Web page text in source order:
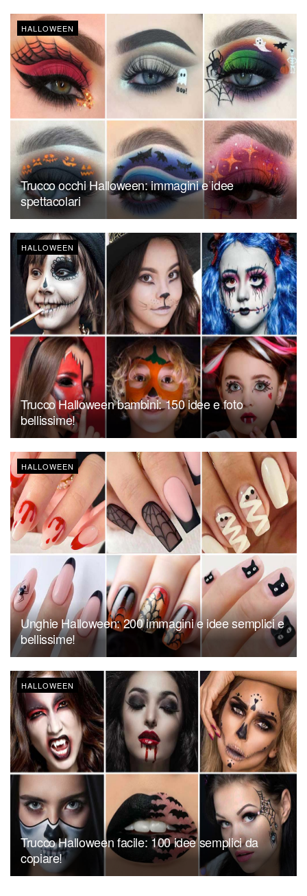
HALLOWEEN
Trucco occhi Halloween: immagini e idee
spettacolari
HALLOWEEN
Trucco Halloween bambini: 150 idee e foto
bellissime!
HALLOWEEN
Unghie Halloween: 200 immagini e idee semplici e
bellissime!
HALLOWEEN
Trucco Halloween facile: 100 idee semplici da
copiare!